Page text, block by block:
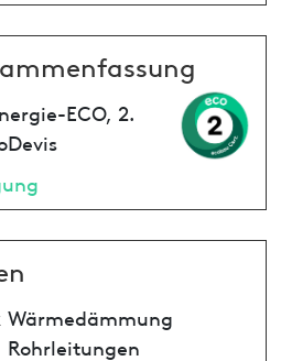
ECO, 2.
Wärmedämmung
Rohrleitungen